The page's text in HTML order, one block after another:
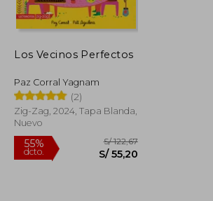
Los Vecinos Perfectos
Paz Corral Yagnam
(2)
Zig-Zag, 2024, Tapa Blanda,
Nuevo